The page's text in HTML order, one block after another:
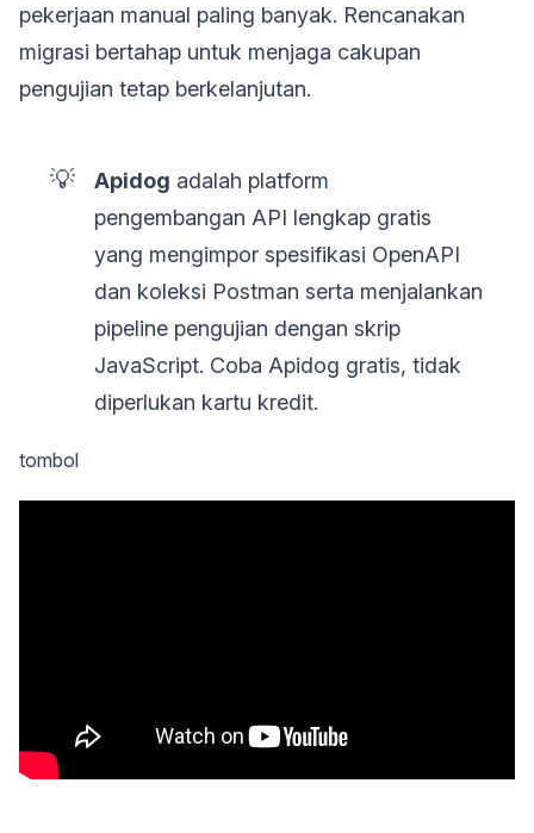
pekerjaan manual paling banyak. Rencanakan
migrasi bertahap untuk menjaga cakupan
pengujian tetap berkelanjutan.
💡 Apidog adalah platform
pengembangan API lengkap gratis
yang mengimpor spesifikasi OpenAPI
dan koleksi Postman serta menjalankan
pipeline pengujian dengan skrip
JavaScript. Coba Apidog gratis, tidak
diperlukan kartu kredit.
tombol